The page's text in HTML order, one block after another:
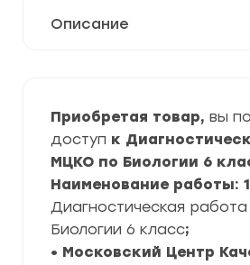
Описание
Приобретая товар, вы
доступ к
МЦКО по Биологии 6
Наименование работы:
Диагностическая
Биологии 6 класс;
• Московский Центр